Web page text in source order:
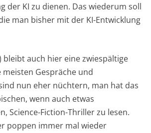
der KI zu dienen. Das wiederum soll
man bisher mit der KI-Entwicklung
bleibt auch hier eine zwiespältige
Gespräche und
nun eher nüchtern, man hat das
wenn auch etwas
Science-Fiction-Thriller zu lesen.
poppen immer mal wieder